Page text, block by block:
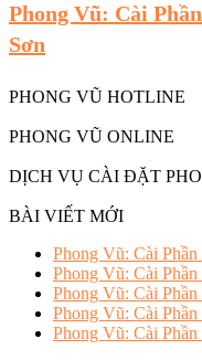
Phong Vũ: Cài
Sơn
PHONG VŨ HOTLINE
PHONG VŨ ONLINE
DỊCH VỤ CÀI ĐẶT
BÀI VIẾT MỚI
Phong Vũ: Cài
Phong Vũ: Cài
Phong Vũ: Cài
Phong Vũ: Cài
Phong Vũ: Cài